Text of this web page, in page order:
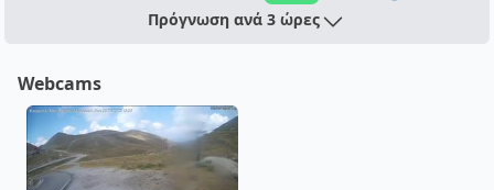
Πρόγνωση ανά 3 ώρες
Webcams